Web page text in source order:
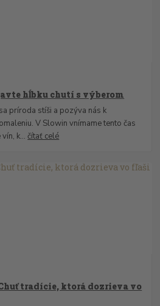
hĺbku chutí s výberom
príroda stíši a pozýva nás k
V Slowin vnímame tento čas
vín, k...čítať celé
tradície, ktorá dozrieva vo